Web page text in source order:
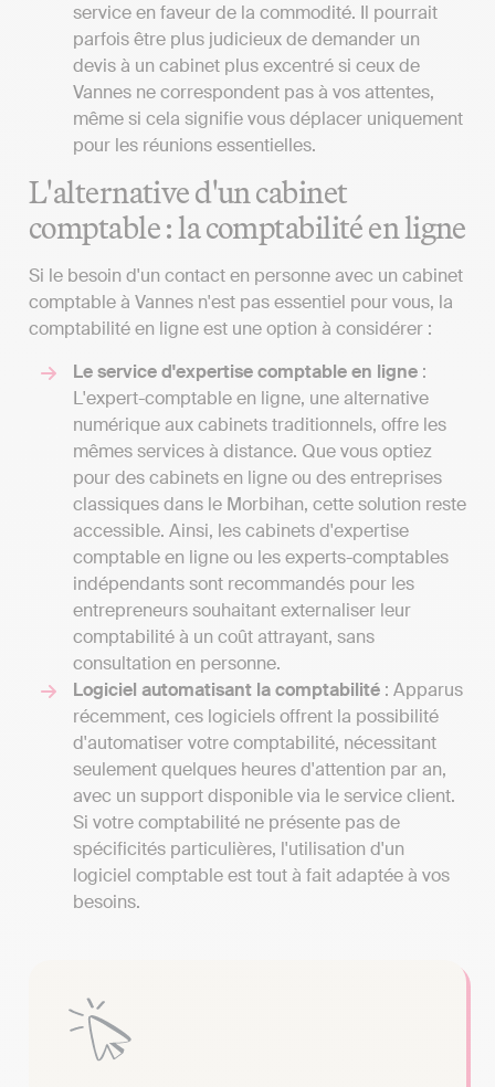
service en faveur de la commodité. Il pourrait
parfois être plus judicieux de demander un
devis à un cabinet plus excentré si ceux de
Vannes ne correspondent pas à vos attentes,
même si cela signifie vous déplacer uniquement
pour les réunions essentielles.
L'alternative d'un cabinet
comptable : la comptabilité en ligne
Si le besoin d'un contact en personne avec un cabinet
comptable à Vannes n'est pas essentiel pour vous, la
comptabilité en ligne est une option à considérer :
Le service d'expertise comptable en ligne :
L'expert-comptable en ligne, une alternative
numérique aux cabinets traditionnels, offre les
mêmes services à distance. Que vous optiez
pour des cabinets en ligne ou des entreprises
classiques dans le Morbihan, cette solution reste
accessible. Ainsi, les cabinets d'expertise
comptable en ligne ou les experts-comptables
indépendants sont recommandés pour les
entrepreneurs souhaitant externaliser leur
comptabilité à un coût attrayant, sans
consultation en personne.
Logiciel automatisant la comptabilité : Apparus
récemment, ces logiciels offrent la possibilité
d'automatiser votre comptabilité, nécessitant
seulement quelques heures d'attention par an,
avec un support disponible via le service client.
Si votre comptabilité ne présente pas de
spécificités particulières, l'utilisation d'un
logiciel comptable est tout à fait adaptée à vos
besoins.